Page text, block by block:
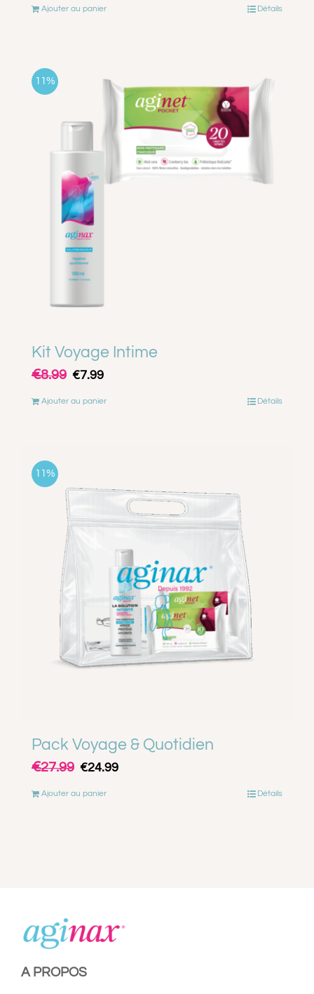
initial
actuel
Ajouter au panier Détails
11%
Kit Voyage Intime
€8.99 Le
initial
€7.99Le
actuel
Ajouter au panier Détails
11%
Pack Voyage & Quotidien
€27.99 Le
initial
€24.99Le
Ajouter au panier Détails
A PROPOS